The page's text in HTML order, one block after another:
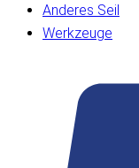
Anderes Seil
Werkzeuge